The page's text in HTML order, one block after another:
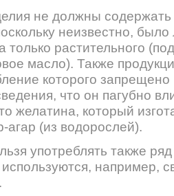
не должны
неизвестно,
только растительного
масло). Также
которого
что он пагубно
желатина, который
агар (из водорослей).
употреблять также
например,